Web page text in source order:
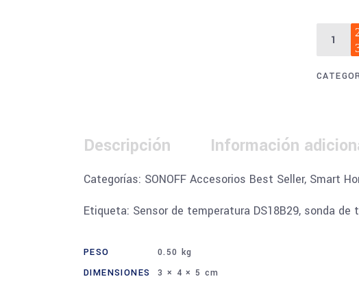
quantity
Descripción Información
Categorías: SONOFF Accesorios Best Seller, Smart
Etiqueta: Sensor de temperatura DS18B29, sonda de
PESO
0.50 kg
DIMENSIONES
3 × 4 × 5 cm